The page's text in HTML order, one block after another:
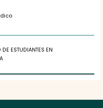
ESTUDIANTES EN